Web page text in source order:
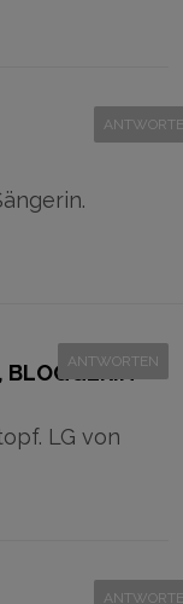
BLOGGERIN
ANTWORTEN
LG von